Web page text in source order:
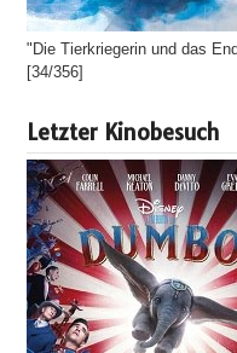
"Die Tierkriegerin und das
[34/356]
Letzter Kinobesuch